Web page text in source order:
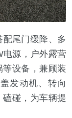
尾门缓降、多
电源，户外露营
设备，兼顾装
发动机、转向
碰，为车辆提